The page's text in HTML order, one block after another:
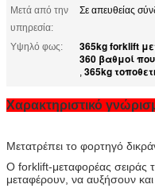
Μετά από την
υπηρεσία:
Σε απευθείας
Υψηλό φως: 365kg forklift
360 βαθμοί
, 365kg
Χαρακτηριστικό
Μετατρέπει το φορτηγό
Ο forklift-μεταφορέας σειράς
μεταφέρουν, να αυξήσουν